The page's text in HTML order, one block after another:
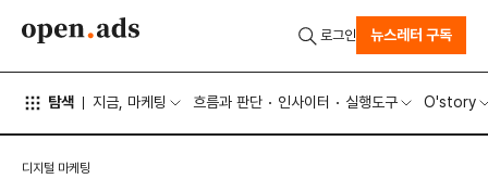
탐색 지금, 마케팅 흐름과 판단 인사이터 실행도구 O'story
로그인 뉴스레터 구독
디지털 마케팅